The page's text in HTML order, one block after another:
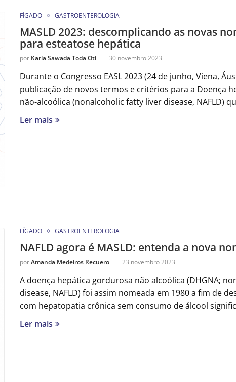
FÍGADO GASTROENTEROLOGIA
MASLD 2023: descomplicando as novas
para esteatose hepática
por Karla Sawada Toda Oti 30 novembro 2023
Durante o Congresso EASL 2023 (24 de junho, Viena,
publicação de novos termos e critérios para a Doença
não-alcoólica (nonalcoholic fatty liver disease, NAFLD)
Ler mais
FÍGADO GASTROENTEROLOGIA
NAFLD agora é MASLD: entenda a nova
porAmanda Medeiros Recuero 23 novembro 2023
A doença hepática gordurosa não alcoólica (DHGNA;
disease, NAFLD) foi assim nomeada em 1980 a fim de
com hepatopatia crônica sem consumo de álcool
Ler mais